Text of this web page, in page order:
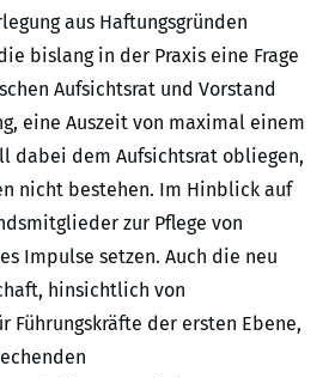
aus Haftungsgründen
bislang in der Praxis eine Frage
Aufsichtsrat und Vorstand
eine Auszeit von maximal einem
dabei dem Aufsichtsrat obliegen,
nicht bestehen. Im Hinblick auf
zur Pflege von
Impulse setzen. Auch die neu
hinsichtlich von
Führungskräfte der ersten Ebene,